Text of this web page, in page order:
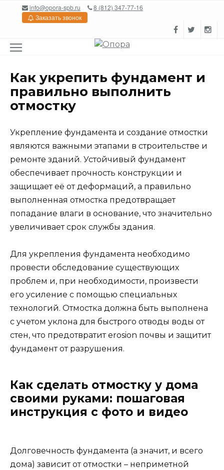
Перейтиinfo@opora-spb.ru
8 (812) 347-77-16
Заказать звонок
Как укрепить фундамент и
правильно выполнить
отмостку
Укрепление фундамента и создание отмостки
являются важными этапами в строительстве и
ремонте зданий. Устойчивый фундамент
обеспечивает прочность конструкции и
защищает её от деформаций, а правильно
выполненная отмостка предотвращает
попадание влаги в основание, что значительно
увеличивает срок службы здания.
Для укрепления фундамента необходимо
провести обследование существующих
проблем и, при необходимости, произвести
его усиление с помощью специальных
технологий. Отмостка должна быть выполнена
с учетом уклона для быстрого отводы воды от
стен, что предотвратит erosion почвы и защитит
фундамент от разрушения.
Как сделать отмостку у дома
своими руками: пошаговая
инструкция с фото и видео
Долговечность фундамента (а значит, и всего
дома) зависит от отмостки – неприметной